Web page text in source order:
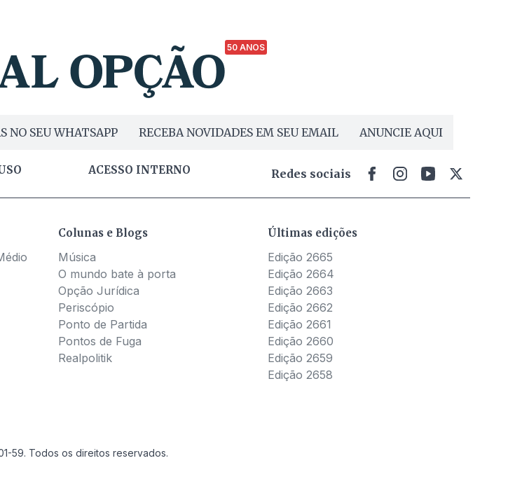
50 ANOS
NO SEU WHATSAPP RECEBA NOVIDADES EM SEU EMAIL ANUNCIE AQUI
ACESSO INTERNO Redes sociais
Colunas e Blogs
Música
O mundo bate à porta
Opção Jurídica
Periscópio
Ponto de Partida
Pontos de Fuga
Realpolitik
Últimas edições
Edição 2665
Edição 2664
Edição 2663
Edição 2662
Edição 2661
Edição 2660
Edição 2659
Edição 2658
59. Todos os direitos reservados.